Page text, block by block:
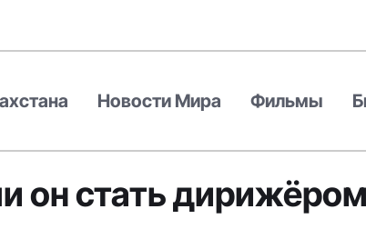
Новости Мира Фильмы
он стать дирижёром